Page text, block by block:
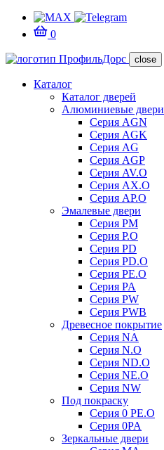
0
close
Каталог
Каталог дверей
Алюминиевые двери
Серия AGN
Серия AGK
Серия AG
Серия AGP
Серия AV.O
Серия AX.O
Серия AP.O
Эмалевые двери
Серия PM
Серия P.O
Серия PD
Серия PD.O
Серия PE.O
Серия PA
Серия PW
Серия PWB
Древесное покрытие
Серия NA
Серия N.O
Серия ND.O
Серия NE.O
Серия NW
Под покраску
Серия 0 PE.O
Серия 0PA
Зеркальные двери